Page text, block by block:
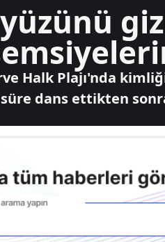
Halk Plajı'nda
dans ettikten